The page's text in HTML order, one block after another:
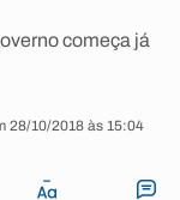
começa já
28/10/2018 às 15:04